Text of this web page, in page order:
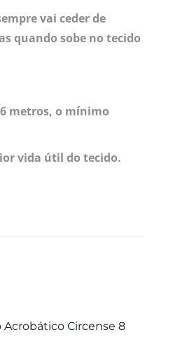
vai ceder de
quando sobe no tecido
metros, o mínimo
vida útil do tecido.
Acrobático Circense 8